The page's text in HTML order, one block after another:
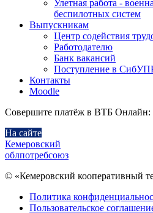
Улетная работа -
беспилотных систем
Выпускникам
Центр содействия
Работодателю
Банк вакансий
Поступление в
Контакты
Moodle
Совершите платёж в ВТБ Онлайн:
На сайте
Кемеровский
облпотребсоюз
© «Кемеровский кооперативный
Политика
Пользовательское